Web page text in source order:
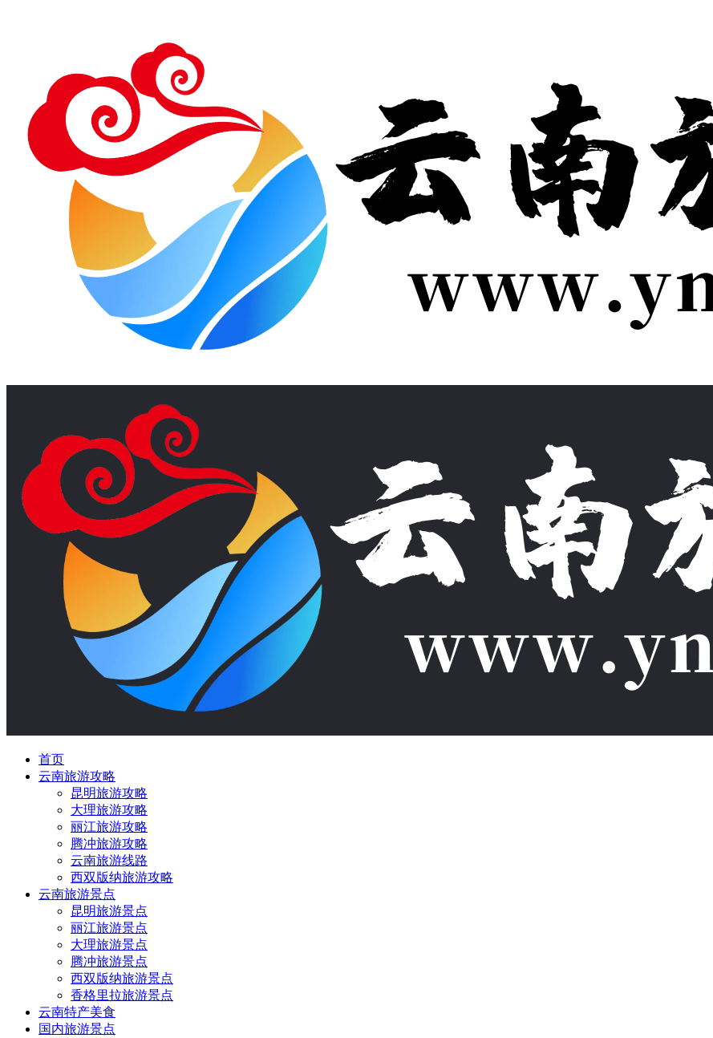
首页
云南旅游攻略
昆明旅游攻略
大理旅游攻略
丽江旅游攻略
腾冲旅游攻略
云南旅游线路
西双版纳旅游攻略
云南旅游景点
昆明旅游景点
丽江旅游景点
大理旅游景点
腾冲旅游景点
西双版纳旅游景点
香格里拉旅游景点
云南特产美食
国内旅游景点